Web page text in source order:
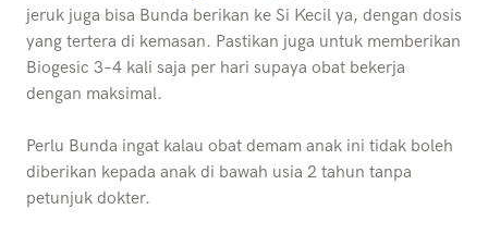
jeruk juga bisa Bunda berikan ke Si Kecil ya, dengan dosis
yang tertera di kemasan. Pastikan juga untuk memberikan
Biogesic 3–4 kali saja per hari supaya obat bekerja
dengan maksimal.
Perlu Bunda ingat kalau obat demam anak ini tidak boleh
diberikan kepada anak di bawah usia 2 tahun tanpa
petunjuk dokter.